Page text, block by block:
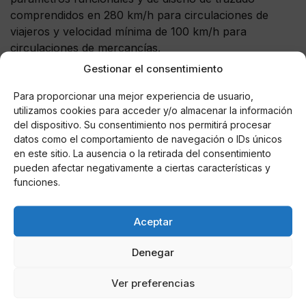
Gestionar el consentimiento
Para proporcionar una mejor experiencia de usuario,
utilizamos cookies para acceder y/o almacenar la información
del dispositivo. Su consentimiento nos permitirá procesar
datos como el comportamiento de navegación o IDs únicos
en este sitio. La ausencia o la retirada del consentimiento
pueden afectar negativamente a ciertas características y
funciones.
Aceptar
Denegar
Ver preferencias
comprendidos en 280 km/h para circulaciones de
viajeros y velocidad mínima de 100 km/h para
circulaciones de mercancías.
Esta actuación va a ser cofinanciada por el Fondo
Europeo de Desarrollo Regional (FEDER) a través del
P.O. Plurirregional de España 2014-2020, Objetivo
Temático 7: Transporte sostenible.